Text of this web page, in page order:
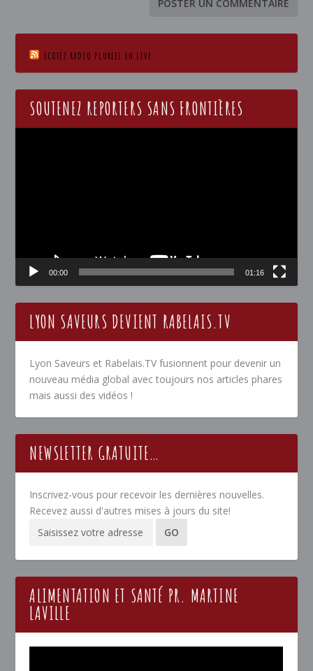
ECOTEZ RADIO PLURIEL EN LIVE
SOUTENEZ REPORTERS SANS FRONTIÈRES
00:00 01:16
LYON SAVEURS DEVIENT RABELAIS.TV
Lyon Saveurs et Rabelais.TV fusionnent pour devenir un
nouveau média global avec toujours nos articles phares
mais aussi des vidéos !
NEWSLETTER GRATUITE…
Inscrivez-vous pour recevoir les dernières nouvelles.
Recevez aussi d'autres mises à jours du site!
ALIMENTATION ET SANTÉ PR. MARTINE
LAVILLE